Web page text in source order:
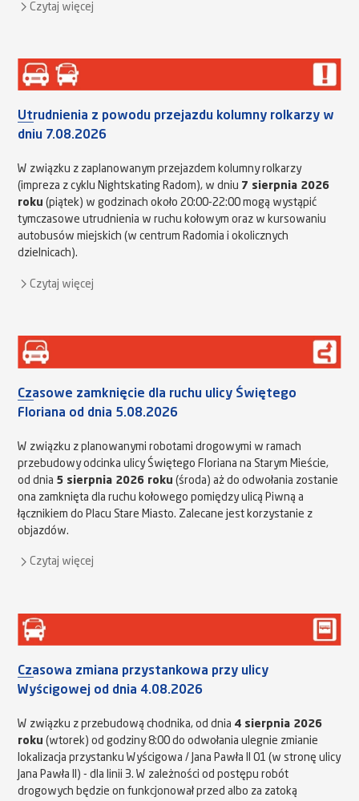
Czytaj więcej
Utrudnienia z powodu przejazdu kolumny rolkarzy w
dniu 7.08.2026
W związku z zaplanowanym przejazdem kolumny rolkarzy
(impreza z cyklu Nightskating Radom), w dniu 7 sierpnia 2026
roku (piątek) w godzinach około 20:00-22:00 mogą wystąpić
tymczasowe utrudnienia w ruchu kołowym oraz w kursowaniu
autobusów miejskich (w centrum Radomia i okolicznych
dzielnicach).
Czytaj więcej
Czasowe zamknięcie dla ruchu ulicy Świętego
Floriana od dnia 5.08.2026
W związku z planowanymi robotami drogowymi w ramach
przebudowy odcinka ulicy Świętego Floriana na Starym Mieście,
od dnia 5 sierpnia 2026 roku (środa) aż do odwołania zostanie
ona zamknięta dla ruchu kołowego pomiędzy ulicą Piwną a
łącznikiem do Placu Stare Miasto. Zalecane jest korzystanie z
objazdów.
Czytaj więcej
Czasowa zmiana przystankowa przy ulicy
Wyścigowej od dnia 4.08.2026
W związku z przebudową chodnika, od dnia 4 sierpnia 2026
roku (wtorek) od godziny 8:00 do odwołania ulegnie zmianie
lokalizacja przystanku Wyścigowa / Jana Pawła II 01 (w stronę ulicy
Jana Pawła II) - dla linii 3. W zależności od postępu robót
drogowych będzie on funkcjonował przed albo za zatoką